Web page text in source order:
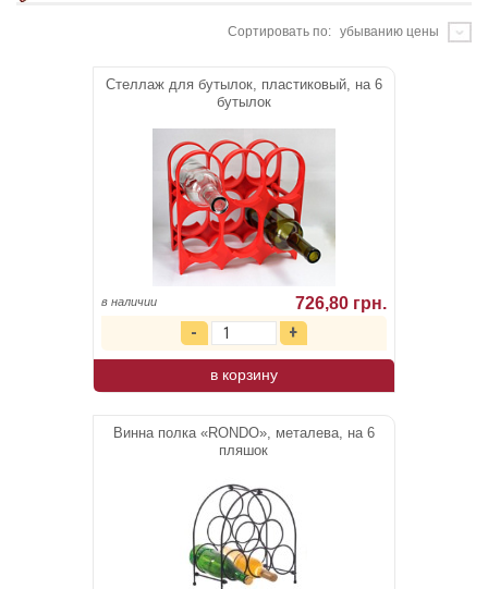
Сортировать по: убыванию цены
Стеллаж для бутылок, пластиковый, на 6
бутылок
в наличии 726,80 грн.
в корзину
Винна полка «RONDO», металева, на 6
пляшок